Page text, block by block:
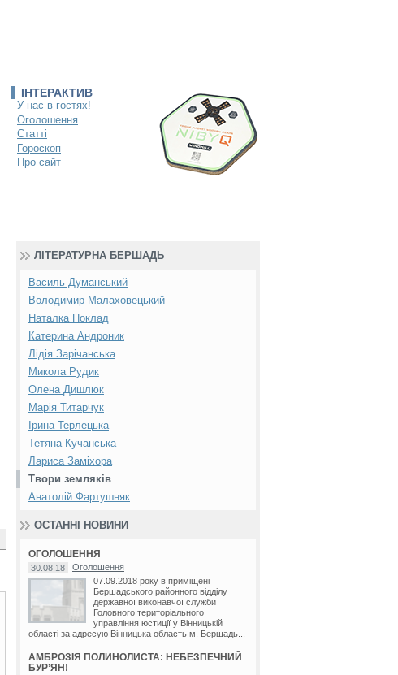
ІНТЕРАКТИВ
У нас в гостях!
Оголошення
Статті
Гороскоп
Про сайт
ЛІТЕРАТУРНА БЕРШАДЬ
Василь Думанський
Володимир Малаховецький
Наталка Поклад
Катерина Андроник
Лідія Зарічанська
Микола Рудик
Олена Дишлюк
Марія Титарчук
Ірина Терлецька
Тетяна Кучанська
Лариса Заміхора
Твори земляків
Анатолій Фартушняк
ОСТАННІ НОВИНИ
ОГОЛОШЕННЯ
30.08.18
Оголошення
07.09.2018 року в приміщені
Бершадського районного відділу
державної виконавчої служби
Головного територіального
управління юстиції у Вінницькій
області за адресую Вінницька область м. Бершадь...
АМБРОЗІЯ ПОЛИНОЛИСТА: НЕБЕЗПЕЧНИЙ
БУР’ЯН!